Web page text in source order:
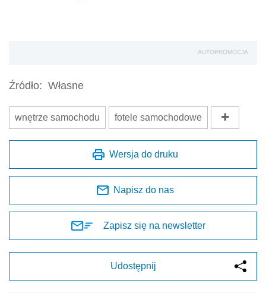
AUTOPROMOCJA
Źródło: Własne
wnętrze samochodu fotele samochodowe
Wersja do druku
Napisz do nas
Zapisz się na newsletter
Udostępnij